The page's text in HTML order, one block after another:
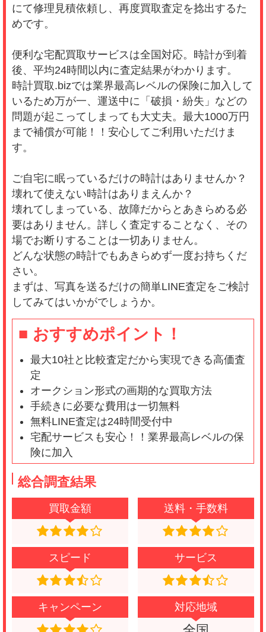
にて修理見積依頼し、再度買取査定を捻出するた
めです。
便利な宅配買取サービスは全国対応。時計が到着
後、平均24時間以内に査定結果がわかります。
時計買取.bizでは業界最高レベルの保険に加入して
いるため万が一、運送中に「破損・紛失」などの
問題が起こってしまっても大丈夫。 最大1000万円
まで補償が可能！！ 安心してご利用いただけま
す。
ご自宅に眠っているだけの時計はありませんか？
壊れて使えない時計はありまえんか？
壊れてしまっている、故障だからとあきらめる必
要はありません。詳しく査定することなく、その
場でお断りすることは一切ありません。
どんな状態の時計でもあきらめず一度お持ちくだ
さい。
まずは、写真を送るだけの簡単LINE査定をご検討
してみてはいかがでしょうか。
■ おすすめポイント！
最大10社と比較査定だから実現できる高価査
定
オークション形式の画期的な買取方法
手続きに必要な費用は一切無料
無料LINE査定は24時間受付中
宅配サービスも安心！！業界最高レベルの保
険に加入
総合調査結果
買取金額 送料・手数料
スピード サービス
キャンペーン 対応地域